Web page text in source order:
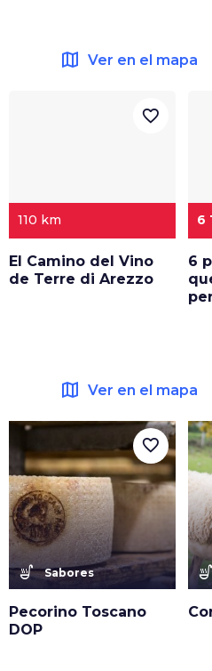
map Ver en el mapa
110 km
El Camino del Vino
de Terre di Arezzo
favorite_border
6
6
map Ver en el mapa
soup_kitchen Sabores
Pecorino Toscano
DOP
favorite_border